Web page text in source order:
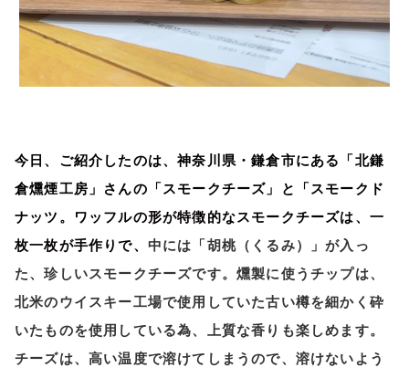
今日、ご紹介したのは、神奈川県・鎌倉市にある「北鎌
倉燻煙工房」さんの 「スモークチーズ」と「スモークド
ナッツ。ワッフルの形が特徴的なスモークチーズは、一
枚一枚が手作りで、 中には「胡桃（くるみ）」が入っ
た、珍しいスモークチーズです。燻製に使うチップは、
北米のウイスキー工場で使用していた古い樽を細かく砕
いたものを使用している為、上質な香りも楽しめます。
チーズは、高い温度で溶けてしまうので、溶けないよう